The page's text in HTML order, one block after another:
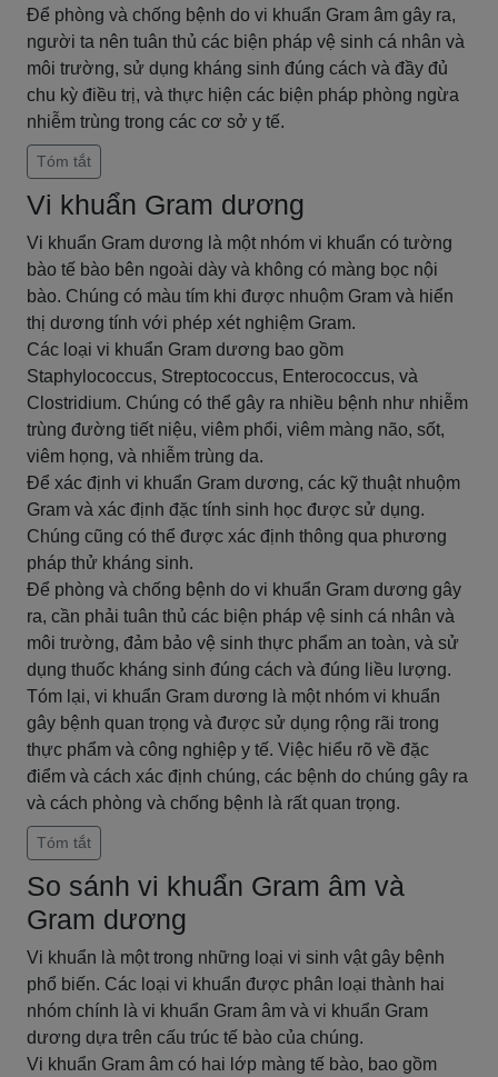
Để phòng và chống bệnh do vi khuẩn Gram âm gây ra,
người ta nên tuân thủ các biện pháp vệ sinh cá nhân và
môi trường, sử dụng kháng sinh đúng cách và đầy đủ
chu kỳ điều trị, và thực hiện các biện pháp phòng ngừa
nhiễm trùng trong các cơ sở y tế.
Tóm tắt
Vi khuẩn Gram dương
Vi khuẩn Gram dương là một nhóm vi khuẩn có tường
bào tế bào bên ngoài dày và không có màng bọc nội
bào. Chúng có màu tím khi được nhuộm Gram và hiển
thị dương tính với phép xét nghiệm Gram.
Các loại vi khuẩn Gram dương bao gồm
Staphylococcus, Streptococcus, Enterococcus, và
Clostridium. Chúng có thể gây ra nhiều bệnh như nhiễm
trùng đường tiết niệu, viêm phổi, viêm màng não, sốt,
viêm họng, và nhiễm trùng da.
Để xác định vi khuẩn Gram dương, các kỹ thuật nhuộm
Gram và xác định đặc tính sinh học được sử dụng.
Chúng cũng có thể được xác định thông qua phương
pháp thử kháng sinh.
Để phòng và chống bệnh do vi khuẩn Gram dương gây
ra, cần phải tuân thủ các biện pháp vệ sinh cá nhân và
môi trường, đảm bảo vệ sinh thực phẩm an toàn, và sử
dụng thuốc kháng sinh đúng cách và đúng liều lượng.
Tóm lại, vi khuẩn Gram dương là một nhóm vi khuẩn
gây bệnh quan trọng và được sử dụng rộng rãi trong
thực phẩm và công nghiệp y tế. Việc hiểu rõ về đặc
điểm và cách xác định chúng, các bệnh do chúng gây ra
và cách phòng và chống bệnh là rất quan trọng.
Tóm tắt
So sánh vi khuẩn Gram âm và
Gram dương
Vi khuẩn là một trong những loại vi sinh vật gây bệnh
phổ biến. Các loại vi khuẩn được phân loại thành hai
nhóm chính là vi khuẩn Gram âm và vi khuẩn Gram
dương dựa trên cấu trúc tế bào của chúng.
Vi khuẩn Gram âm có hai lớp màng tế bào, bao gồm